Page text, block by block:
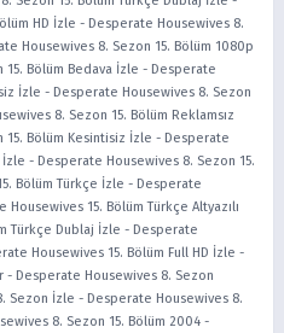
HD İzle - Desperate Housewives 8.
Housewives 8. Sezon 15. Bölüm 1080p
Bölüm Bedava İzle - Desperate
İzle - Desperate Housewives 8. Sezon
8. Sezon 15. Bölüm Reklamsız
Bölüm Kesintisiz İzle - Desperate
İzle - Desperate Housewives 8. Sezon 15.
Bölüm Türkçe İzle - Desperate
Housewives 15. Bölüm Türkçe Altyazılı
Türkçe Dublaj İzle - Desperate
Housewives 15. Bölüm Full HD İzle -
- Desperate Housewives 8. Sezon
Sezon İzle - Desperate Housewives 8.
8. Sezon 15. Bölüm 2004 -